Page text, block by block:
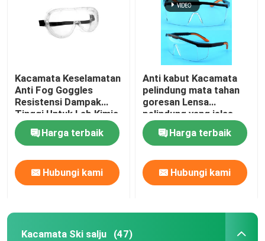
Kacamata Keselamatan
Anti Fog Goggles
Resistensi Dampak
Tinggi Untuk Lab Kimia
Harga terbaik
Hubungi kami
Anti kabut Kacamata
pelindung mata tahan
goresan Lensa
pelindung yang jelas
Kacamata pengaman
dan pegangan anti slip
Kacamata laboratorium
Harga terbaik
Hubungi kami
Kacamata Ski salju (47)